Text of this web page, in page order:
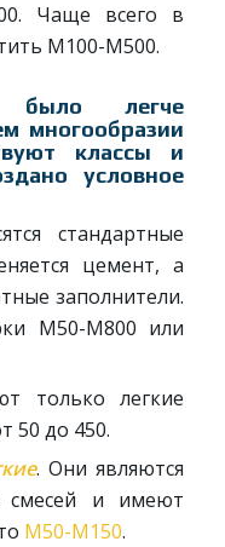
Чаще всего в
М100-М500.
было легче
многообразии
классы и
условное
стандартные
цемент, а
заполнители.
М50-М800 или
только легкие
50 до 450.
. Они являются
смесей и имеют
М50-М150.